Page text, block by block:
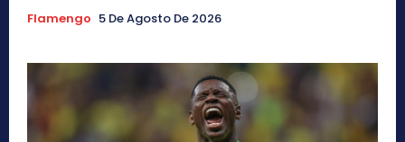
Flamengo 5 De Agosto De 2026